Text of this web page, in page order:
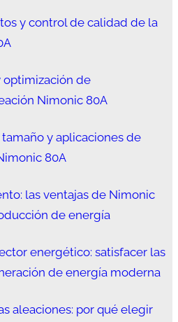
y control de calidad de la
optimización de
Nimonic 80A
y aplicaciones de
80A
las ventajas de Nimonic
de energía
energético: satisfacer las
de energía moderna
aleaciones: por qué elegir